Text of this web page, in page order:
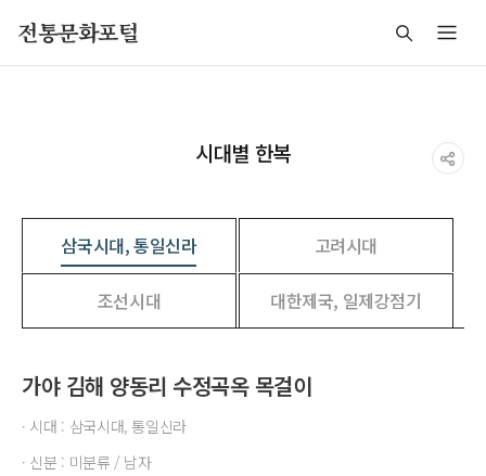
전통문화포털
시대별 한복
삼국시대, 통일신라 고려시대
조선시대 대한제국, 일제강점기
가야 김해 양동리 수정곡옥 목걸이
· 시대 : 삼국시대, 통일신라
· 신분 : 미분류 / 남자